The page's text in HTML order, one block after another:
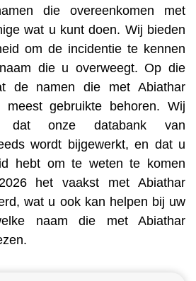
die overeenkomen met
wat u kunt doen. Wij bieden
om de incidentie te kennen
die u overweegt. Op die
de namen die met Abiathar
gebruikte behoren. Wij
onze databank van
wordt bijgewerkt, en dat u
hebt om te weten te komen
het vaakst met Abiathar
wat u ook kan helpen bij uw
naam die met Abiathar